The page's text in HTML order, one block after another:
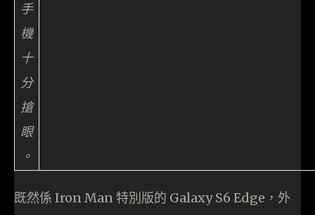
手
機
十
分
搶
眼
。
既然係 Iron Man 特別版的 Galaxy S6 Edge，外